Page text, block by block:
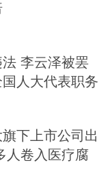
李云泽被罢
人大代表职务
旗下上市公司出
人卷入医疗腐